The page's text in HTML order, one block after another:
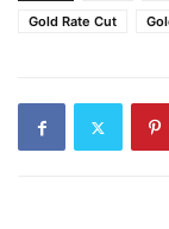
Gold Rate Cut